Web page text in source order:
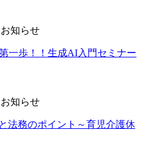
お知らせ
一歩！！生成AI入門セミナー
お知らせ
法務のポイント～育児介護休